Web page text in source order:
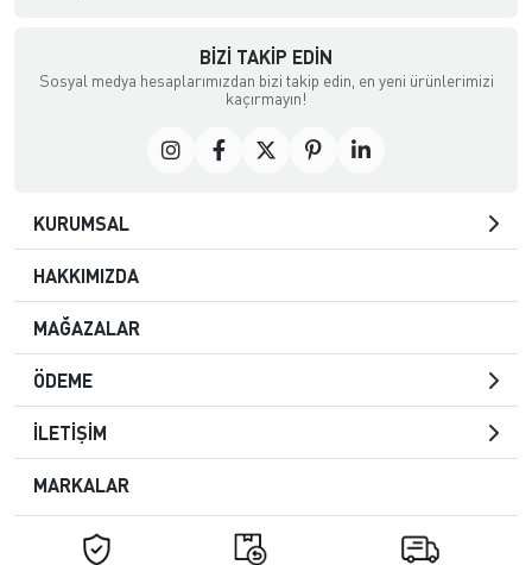
BIZI TAKIP EDIN
Sosyal medya hesaplarımızdan bizi takip edin, en yeni ürünlerimizi
kaçırmayın!
KURUMSAL
HAKKIMIZDA
MAĞAZALAR
ÖDEME
İLETİŞİM
MARKALAR